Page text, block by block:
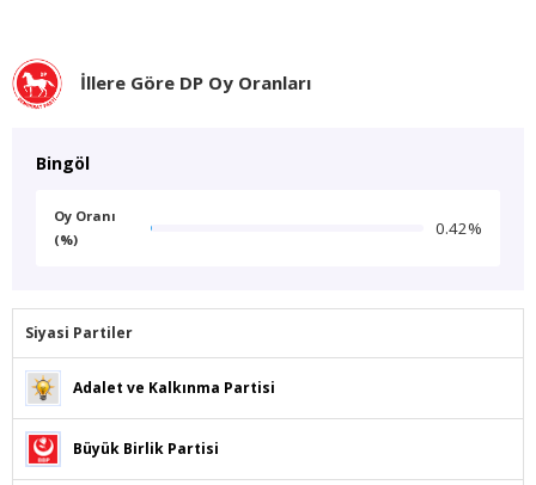
İllere Göre DP Oy Oranları
Bingöl
Oy Oranı
(%)
0.42%
Siyasi Partiler
Adalet ve Kalkınma Partisi
Büyük Birlik Partisi